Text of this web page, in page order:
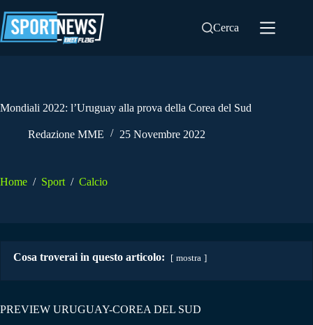
al
contenuto
Cerca
Mondiali 2022: l’Uruguay alla prova della Corea del Sud
Redazione MME 25 Novembre 2022
Home / Sport / Calcio
Cosa troverai in questo articolo: mostra
PREVIEW URUGUAY-COREA DEL SUD